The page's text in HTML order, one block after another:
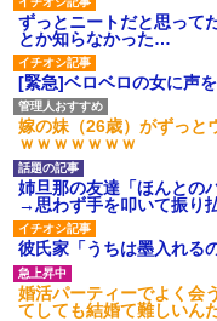
ずっとニートだと思って
とか知らなかった…
[緊急]ベロベロの女に声
嫁の妹（26歳）がずっと
ｗｗｗｗｗｗｗ
姉旦那の友達「ほんとの
→思わず手を叩いて振り
彼氏家「うちは墨入れ
婚活パーティーでよく会
てしても結婚て難しいん